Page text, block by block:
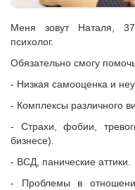
Меня зовут Наталя,
психолог.
Обязательно смогу
- Низкая самооценка и
- Комплексы различного
- Страхи, фобии,
бизнесе).
- ВСД, панические аттики.
- Проблемы в